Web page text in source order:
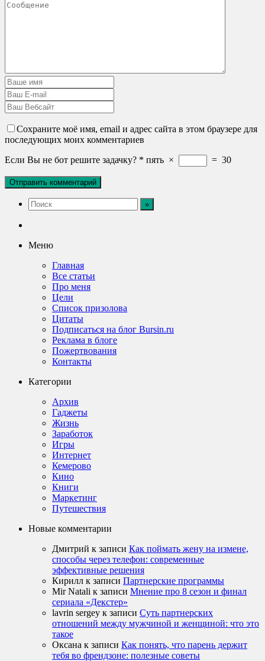
Сохраните моё имя, email и адрес сайта в этом браузере для
последующих моих комментариев
Если Вы не бот решите задачку? * пять × = 30
Меню
Главная
Все статьи
Про меня
Цели
Список призолова
Цитаты
Подписаться на блог Bursin.ru
Реклама в блоге
Пожертвования
Контакты
Категории
Архив
Гаджеты
Жизнь
Заработок
Игры
Интернет
Кемерово
Кино
Книги
Маркетинг
Путешествия
Новые комментарии
Дмитрий к записи Как поймать жену на измене,
способы через телефон: современные
эффективные решения
Кирилл к записи Партнерские программы
Mir Natali к записи Мнение про 8 сезон и финал
сериала «Декстер»
lavrin sergey к записи Суть партнерских
отношений между мужчиной и женщиной: что это
такое
Оксана к записи Как понять, что парень держит
тебя во френдзоне: полезные советы